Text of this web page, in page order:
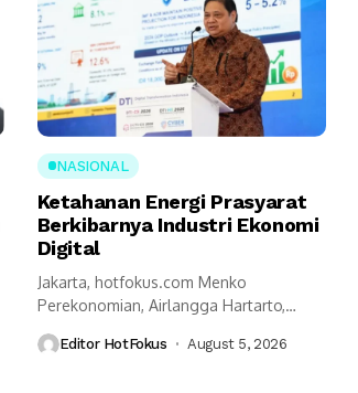
NASIONAL
Ketahanan Energi Prasyarat
Berkibarnya Industri Ekonomi
Digital
Jakarta, hotfokus.com Menko
Perekonomian, Airlangga Hartarto,
prasyarat utama...
Editor HotFokus August 5, 2026